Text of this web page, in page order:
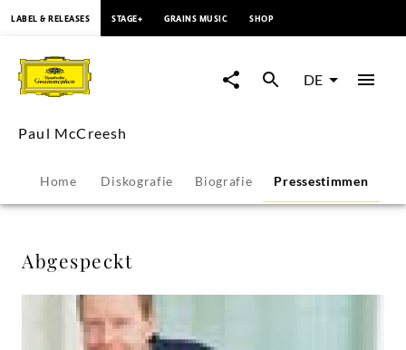
Abgespeckt
Paul
McCreesh
|
Deutsche
Grammophon
LABEL & RELEASES STAGE+ GRAINS MUSIC SHOP
DE
Paul McCreesh
Home Diskografie Biografie Pressestimmen
Abgespeckt